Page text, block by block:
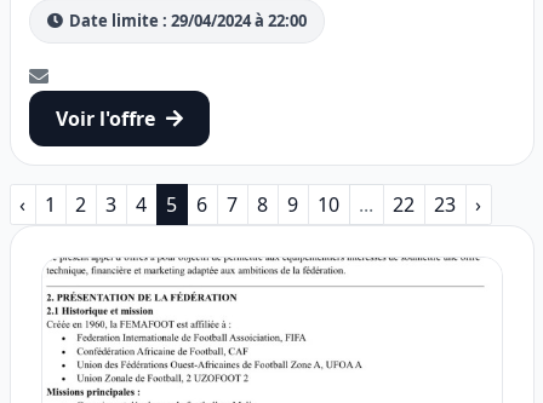
Date limite : 29/04/2024 à 22:00
Voir l'offre
‹ 1 2 3 4 5 6 7 8 9 10 ... 22 23 ›